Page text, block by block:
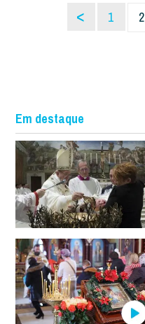
< 1 2
Em destaque